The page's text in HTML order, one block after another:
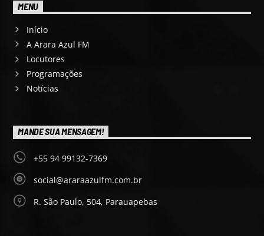
MENU
Início
A Arara Azul FM
Locutores
Programações
Notícias
MANDE SUA MENSAGEM!
+55 94 99132-7369
social@araraazulfm.com.br
R. São Paulo, 504, Parauapebas